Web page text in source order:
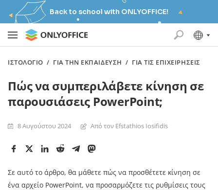
Back to school with ONLYOFFICE!
ΙΣΤΟΛΌΓΙΟ / ΓΙΑ ΤΗΝ ΕΚΠΑΊΔΕΥΣΗ / ΓΙΑ ΤΙΣ ΕΠΙΧΕΙΡΉΣΕΙΣ
Πώς να συμπεριλάβετε κίνηση σε
παρουσιάσεις PowerPoint;
8 Αυγούστου 2024 Από τον Efstathios Iosifidis
Σε αυτό το άρθρο, θα μάθετε πώς να προσθέτετε κίνηση σε
ένα αρχείο PowerPoint, να προσαρμόζετε τις ρυθμίσεις τους